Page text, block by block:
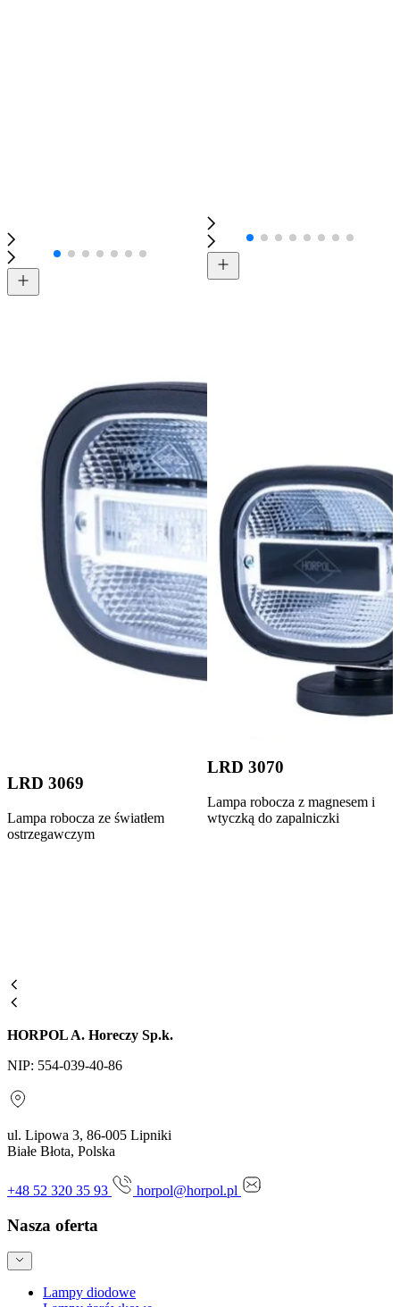
LRD 3069
Lampa robocza ze światłem
ostrzegawczym
LRD 3070
Lampa robocza z magnesem i
wtyczką do zapalniczki
HORPOL A. Horeczy Sp.k.
NIP: 554-039-40-86
ul. Lipowa 3, 86-005 Lipniki
Białe Błota, Polska
+48 52 320 35 93 horpol@horpol.pl
Nasza oferta
Lampy diodowe